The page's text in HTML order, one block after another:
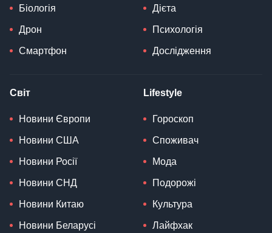
Біологія
Дрон
Смартфон
Дієта
Психологія
Дослідження
Світ
Новини Європи
Новини США
Новини Росії
Новини СНД
Новини Китаю
Новини Беларусі
Lifestyle
Гороскоп
Споживач
Мода
Подорожі
Культура
Лайфхак